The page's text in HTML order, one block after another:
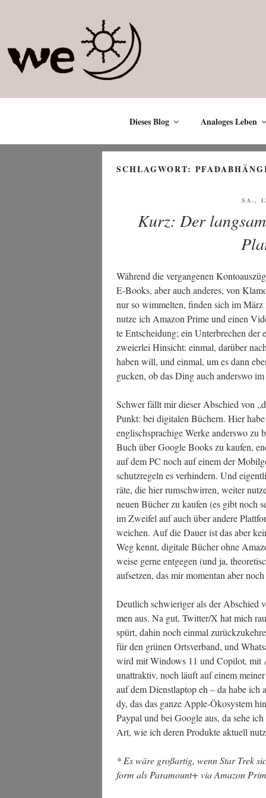
Dieses Blog Analoges Leben
SCHLAGWORT:
SA.,
Kurz: Der
Wäh­rend die ver­gan­ge­nen
E‑Books, aber auch ande­res, von
nur so wim­mel­ten, fin­den sich im
nut­ze ich Ama­zon Prime und einen
te Ent­schei­dung; ein Unter­bre­chen
zwei­er­lei Hin­sicht: ein­mal, dar­über
haben will, und ein­mal, um es dann
gucken, ob das Ding auch anders­wo
Schwer fällt mir die­ser Abschied von
Punkt: bei digi­ta­len Büchern. Hier
eng­lisch­spra­chi­ge Wer­ke anders­wo zu
Buch über Goog­le Books zu kau­fen,
auf dem PC noch auf einem der
schutz­re­geln es ver­hin­dern. Und
rä­te, die hier rum­schwir­ren, wei­ter
neu­en Bücher zu kau­fen (es gibt noch
im Zwei­fel auf auch über ande­re
wei­chen. Auf die Dau­er ist das aber
Weg kennt, digi­ta­le Bücher ohne
wei­se ger­ne ent­ge­gen (und ja,
auf­set­zen, das mir momen­tan aber
Deut­lich schwie­ri­ger als der Abschied
men aus. Na gut, Twitter/X hat mich
spürt, dahin noch ein­mal
für den grü­nen Orts­ver­band, und
wird mit Win­dows 11 und Copi­lot, mit
unat­trak­tiv, noch läuft auf einem
auf dem Dienst­lap­top eh – da habe
dy, das das gan­ze Apple-Öko­sys­tem
Pay­pal und bei Goog­le aus, da sehe
Art, wie ich deren Pro­duk­te aktu­ell
* Es wäre groß­ar­tig, wenn Star Trek
form als Para­mount+ via Ama­zon